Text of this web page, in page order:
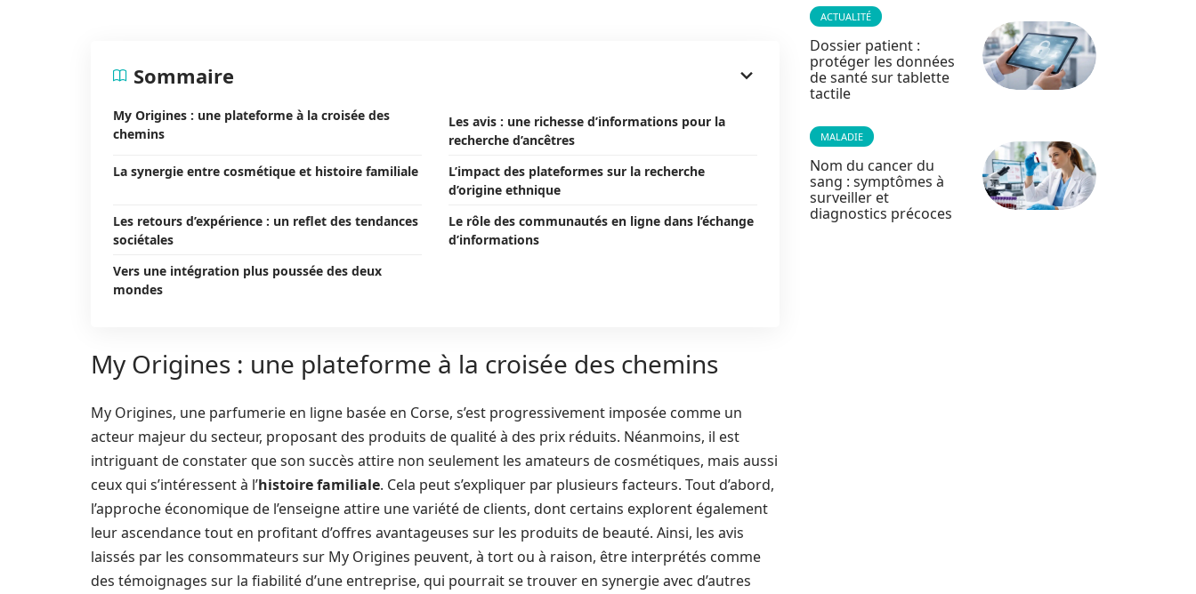
Sommaire
My Origines : une plateforme à la croisée des
chemins
Les avis : une richesse d’informations pour la
recherche d’ancêtres
La synergie entre cosmétique et histoire familiale
L’impact des plateformes sur la recherche
d’origine ethnique
Les retours d’expérience : un reflet des tendances
sociétales
Le rôle des communautés en ligne dans l’échange
d’informations
Vers une intégration plus poussée des deux
mondes
My Origines : une plateforme à la croisée des chemins
My Origines, une parfumerie en ligne basée en Corse, s’est progressivement imposée comme un
acteur majeur du secteur, proposant des produits de qualité à des prix réduits. Néanmoins, il est
intriguant de constater que son succès attire non seulement les amateurs de cosmétiques, mais aussi
ceux qui s’intéressent à l’histoire familiale. Cela peut s’expliquer par plusieurs facteurs. Tout d’abord,
l’approche économique de l’enseigne attire une variété de clients, dont certains explorent également
leur ascendance tout en profitant d’offres avantageuses sur les produits de beauté. Ainsi, les avis
laissés par les consommateurs sur My Origines peuvent, à tort ou à raison, être interprétés comme
des témoignages sur la fiabilité d’une entreprise, qui pourrait se trouver en synergie avec d’autres
ACTUALITÉ
Dossier patient :
protéger les données
de santé sur tablette
tactile
MALADIE
Nom du cancer du
sang : symptômes à
surveiller et
diagnostics précoces